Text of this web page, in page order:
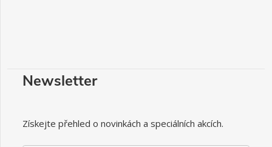
Newsletter
Získejte přehled o novinkách a speciálních akcích.